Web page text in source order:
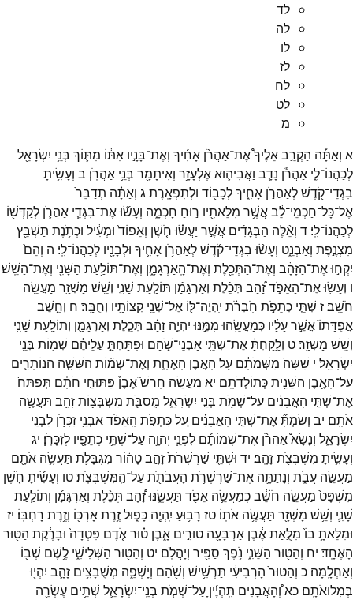
לד
לה
לו
לז
לח
לט
מ
א וְאַתָּ֡ה הַקְרֵ֣באֵלֶיךָ֩אֶת־אַהֲרֹ֨ן אָחִ֜יךָ וְאֶת־בָּנָ֣יו אִתּ֔וֹ מִתּ֛וֹךְ בְּנֵ֥י יִשְׂרָאֵ֖ל
לְכַהֲנוֹ־לִ֑י אַהֲרֹ֕ן נָדָ֧ב וַאֲבִיה֛וּאאֶלְעָזָ֥ר וְאִיתָמָ֖ר בְּנֵ֥י אַהֲרֹֽן׃ ב וְעָשִׂ֥יתָ
בִגְדֵי־קֹ֖דֶשׁלְאַהֲרֹ֣ן אָחִ֑יךָלְכָב֖וֹד וּלְתִפְאָֽרֶת׃ג וְאַתָּ֗ה תְּדַבֵּר֙
אֶל־כָּל־חַכְמֵי־לֵ֔באֲשֶׁ֥ר מִלֵּאתִ֖יו ר֣וּחַ חָכְמָ֑ה וְעָשׂ֞וּאֶת־בִּגְדֵ֧י אַהֲרֹ֛ן לְקַדְּשׁ֖וֹ
לְכַהֲנוֹ־לִֽי׃ ד וְאֵ֨לֶּה הַבְּגָדִ֜ים אֲשֶׁ֣ר יַעֲשׂ֗וּ חֹ֤שֶׁן וְאֵפוֹד֙ וּמְעִ֔יל וּכְתֹ֥נֶת תַּשְׁבֵּ֖ץ
מִצְנֶ֣פֶת וְאַבְנֵ֑ט וְעָשׂ֨וּ בִגְדֵי־קֹ֜דֶשׁלְאַהֲרֹ֥ן אָחִ֛יךָ וּלְבָנָ֖יו לְכַהֲנוֹ־לִֽי׃ ה וְהֵם֙
יִקְח֣וּאֶת־הַזָּהָ֔ב וְאֶת־הַתְּכֵ֖לֶת וְאֶת־הָֽאַרְגָּמָ֑ן וְאֶת־תּוֹלַ֥עַת הַשָּׁנִ֖י וְאֶת־הַשֵּֽׁשׁ׃
ו וְעָשׂ֖וּאֶת־הָאֵפֹ֑דזָ֠הָב תְּכֵ֨לֶת וְאַרְגָּמָ֜ן תּוֹלַ֧עַת שָׁנִ֛י וְשֵׁ֥שׁ מָשְׁזָ֖ר מַעֲשֵׂ֥ה
חֹשֵֽׁב׃ז שְׁתֵּ֧י כְתֵפֹ֣ת חֹֽבְרֹ֗ת יִֽהְיֶה־לּ֛וֹ אֶל־שְׁנֵ֥י קְצוֹתָ֖יו וְחֻבָּֽר׃ ח וְחֵ֤שֶׁב
אֲפֻדָּתוֹ֙אֲשֶׁ֣רעָלָ֔יו כְּמַעֲשֵׂ֖הוּ מִמֶּ֣נּוּ יִהְיֶ֑ה זָהָ֗ב תְּכֵ֧לֶת וְאַרְגָּמָ֛ן וְתוֹלַ֥עַת שָׁנִ֖י
וְשֵׁ֥שׁ מָשְׁזָֽר׃ט וְלָ֣קַחְתָּ֔אֶת־שְׁתֵּ֖י אַבְנֵי־שֹׁ֑הַם וּפִתַּחְתָּ֣עֲלֵיהֶ֔ם שְׁמ֖וֹת בְּנֵ֥י
יִשְׂרָאֵֽל׃ י שִׁשָּׁה֙ מִשְּׁמֹתָ֔ם עַ֖ל הָאֶ֣בֶן הָאֶחָ֑ת וְאֶת־שְׁמ֞וֹת הַשִּׁשָּׁ֧ה הַנּוֹתָרִ֛ים
עַל־הָאֶ֥בֶן הַשֵּׁנִ֖יתכְּתוֹלְדֹתָֽם׃ יא מַעֲשֵׂ֣ה חָרַשׁ֮אֶבֶן֒ פִּתּוּחֵ֣י חֹתָ֗ם תְּפַתַּח֙
אֶת־שְׁתֵּ֣י הָאֲבָנִ֔ים עַל־שְׁמֹ֖ת בְּנֵ֣י יִשְׂרָאֵ֑ל מֻסַבֹּ֛ת מִשְׁבְּצ֥וֹתזָהָ֖ב תַּעֲשֶׂ֥ה
אֹתָֽם׃ יב וְשַׂמְתָּ֞אֶת־שְׁתֵּ֣י הָאֲבָנִ֗ים עַ֚לכִּתְפֹ֣ת הָֽאֵפֹ֔דאַבְנֵ֥י זִכָּרֹ֖ן לִבְנֵ֣י
יִשְׂרָאֵ֑ל וְנָשָׂא֩אַהֲרֹ֨ן אֶת־שְׁמוֹתָ֜ם לִפְנֵ֧י יְהוָ֛ה עַל־שְׁתֵּ֥י כְתֵפָ֖יו לְזִכָּרֹֽן׃ יג
וְעָשִׂ֥יתָ מִשְׁבְּצֹ֖תזָהָֽב׃ יד וּשְׁתֵּ֤י שַׁרְשְׁרֹת֙זָהָ֣בטָה֔וֹר מִגְבָּלֹ֛ת תַּעֲשֶׂ֥ה אֹתָ֖ם
מַעֲשֵׂ֣ה עֲבֹ֑ת וְנָתַתָּ֛ה אֶת־שַׁרְשְׁרֹ֥ת הָעֲבֹתֹ֖תעַל־הַֽמִּשְׁבְּצֹֽת׃טו וְעָשִׂ֜יתָ חֹ֤שֶׁן
מִשְׁפָּט֙ מַעֲשֵׂ֣ה חֹשֵׁ֔בכְּמַעֲשֵׂ֥ה אֵפֹ֖ד תַּעֲשֶׂ֑נּוּזָ֠הָב תְּכֵ֨לֶת וְאַרְגָּמָ֜ן וְתוֹלַ֧עַת
שָׁנִ֛י וְשֵׁ֥שׁ מָשְׁזָ֖ר תַּעֲשֶׂ֥ה אֹתֽוֹ׃ טז רָב֥וּעַ יִֽהְיֶ֖ה כָּפ֑וּלזֶ֥רֶתאָרְכּ֖וֹ וְזֶ֥רֶת רָחְבּֽוֹ׃ יז
וּמִלֵּאתָ֥ בוֹ֙ מִלֻּ֣אַתאֶ֔בֶן אַרְבָּעָ֖ה טוּרִ֣ים אָ֑בֶן ט֗וּראֹ֤דֶם פִּטְדָה֙ וּבָרֶ֔קֶת הַטּ֖וּר
הָאֶחָֽד׃ יח וְהַטּ֖וּר הַשֵּׁנִ֑י נֹ֥פֶךְ סַפִּ֖יר וְיָהֲלֹֽם׃ יט וְהַטּ֖וּר הַשְּׁלִישִׁ֑י לֶ֥שֶׁם שְׁב֖וֹ
וְאַחְלָֽמָה׃ כ וְהַטּוּר֙ הָרְבִיעִ֔י תַּרְשִׁ֥ישׁ וְשֹׁ֖הַם וְיָשְׁפֵ֑ה מְשֻׁבָּצִ֥ים זָהָ֛ב יִהְי֖וּ
בְּמִלּוּאֹתָֽם׃ כאוְ֠הָאֲבָנִים תִּֽהְיֶ֜יןָ עַל־שְׁמֹ֧ת בְּנֵֽי־יִשְׂרָאֵ֛ל שְׁתֵּ֥ים עֶשְׂרֵ֖ה